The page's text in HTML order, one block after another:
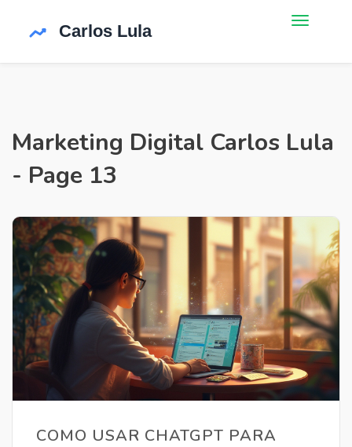
Marketing Digital Carlos Lula
- Page 13
COMO USAR CHATGPT PARA